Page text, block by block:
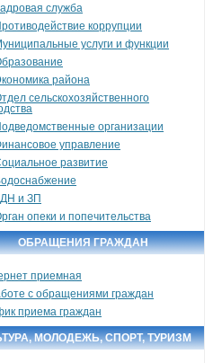
служба
коррупции
услуги и функции
района
сельскохозяйственного
организации
управление
развитие
и ЗП
опеки и попечительства
ОБРАЩЕНИЯ ГРАЖДАН
приемная
с обращениями граждан
приема граждан
МОЛОДЕЖЬ, СПОРТ, ТУРИЗМ